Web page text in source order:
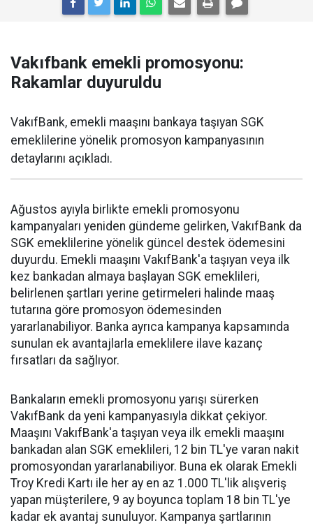
Vakıfbank emekli promosyonu:
Rakamlar duyuruldu
VakıfBank, emekli maaşını bankaya taşıyan SGK
emeklilerine yönelik promosyon kampanyasının
detaylarını açıkladı.
Ağustos ayıyla birlikte emekli promosyonu
kampanyaları yeniden gündeme gelirken, VakıfBank da
SGK emeklilerine yönelik güncel destek ödemesini
duyurdu. Emekli maaşını VakıfBank'a taşıyan veya ilk
kez bankadan almaya başlayan SGK emeklileri,
belirlenen şartları yerine getirmeleri halinde maaş
tutarına göre promosyon ödemesinden
yararlanabiliyor. Banka ayrıca kampanya kapsamında
sunulan ek avantajlarla emeklilere ilave kazanç
fırsatları da sağlıyor.
Bankaların emekli promosyonu yarışı sürerken
VakıfBank da yeni kampanyasıyla dikkat çekiyor.
Maaşını VakıfBank'a taşıyan veya ilk emekli maaşını
bankadan alan SGK emeklileri, 12 bin TL'ye varan nakit
promosyondan yararlanabiliyor. Buna ek olarak Emekli
Troy Kredi Kartı ile her ay en az 1.000 TL'lik alışveriş
yapan müşterilere, 9 ay boyunca toplam 18 bin TL'ye
kadar ek avantaj sunuluyor. Kampanya şartlarının